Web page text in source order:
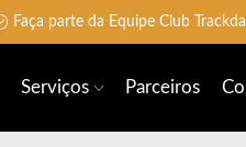
Não perca a largada
Serviços Parceiros